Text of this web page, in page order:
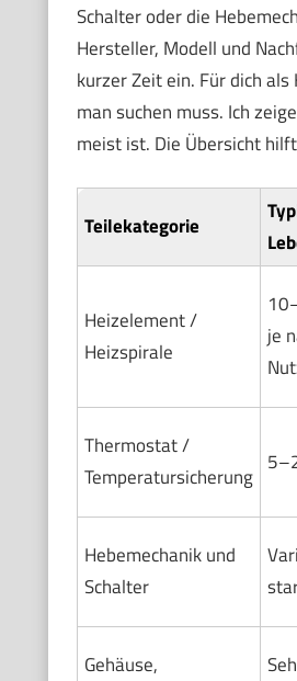
Schalter oder die
Hersteller, Modell und
kurzer Zeit ein. Für dich
man suchen muss. Ich
meist ist. Die Übersicht
Teilekategorie
Heizelement /
Heizspirale
je
Thermostat /
Temperatursicherung
Hebemechanik und
Schalter
Gehäuse,